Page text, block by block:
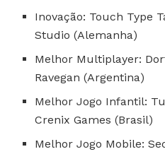
Inovação: Touch Type
Studio (Alemanha)
Melhor Multiplayer:
Ravegan (Argentina)
Melhor Jogo Infantil:
Crenix Games (Brasil)
Melhor Jogo Mobile: